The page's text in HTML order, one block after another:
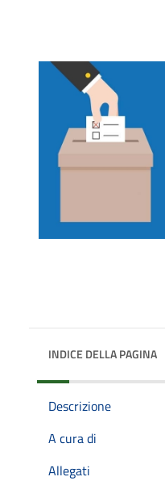
INDICE DELLA PAGINA
Descrizione
A cura di
Allegati